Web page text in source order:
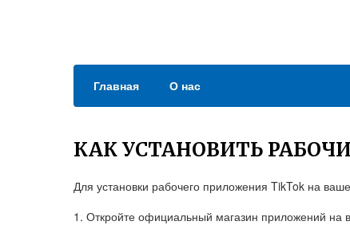
Главная О нас
КАК УСТАНОВИТЬ
Для установки рабочего приложения TikTok на
1. Откройте официальный магазин приложений